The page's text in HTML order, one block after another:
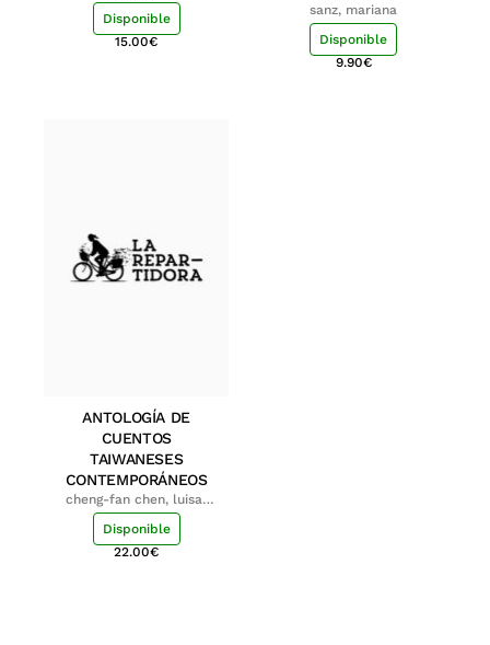
Disponible
15.00€
sanz, mariana
Disponible
9.90€
ANTOLOGÍA DE
CUENTOS
TAIWANESES
CONTEMPORÁNEOS
cheng-fan chen, luisa;
shu-ying chang, luisa
Disponible
22.00€